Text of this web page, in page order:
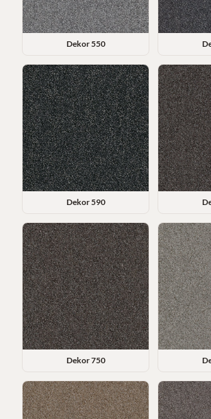
Dekor550
Dekor590
Dekor750